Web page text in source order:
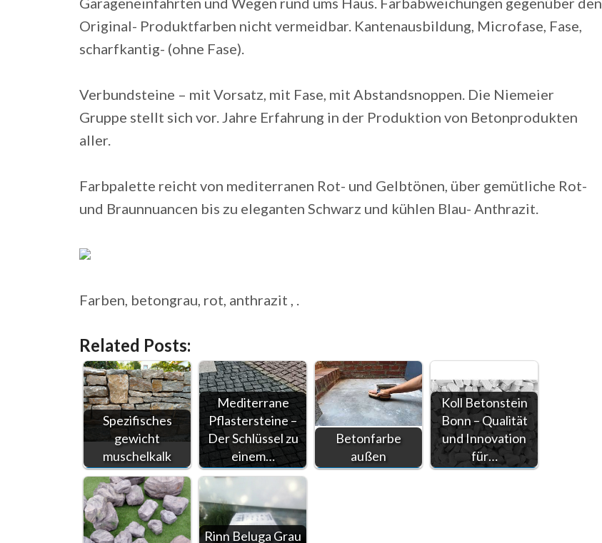
Original- Produktfarben nicht vermeidbar. Kantenausbildung, Microfase, Fase,
scharfkantig- (ohne Fase).
Verbundsteine – mit Vorsatz, mit Fase, mit Abstandsnoppen. Die Niemeier
Gruppe stellt sich vor. Jahre Erfahrung in der Produktion von Betonprodukten
aller.
Farbpalette reicht von mediterranen Rot- und Gelbtönen, über gemütliche Rot-
und Braunnuancen bis zu eleganten Schwarz und kühlen Blau- Anthrazit.
Farben, betongrau, rot, anthrazit , .
Related Posts:
Spezifisches
gewicht
muschelkalk
Mediterrane
Pflastersteine –
Der Schlüssel zu
einem…
Betonfarbe
außen
Koll Betonstein
Bonn – Qualität
und Innovation
für…
Rinn Beluga Grau